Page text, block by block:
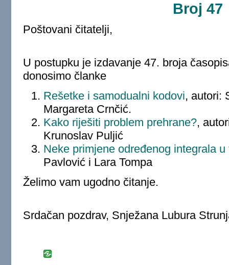
Broj 47
Poštovani čitatelji,
U postupku je izdavanje 47. broja
donosimo članke
Rešetke i samodualni kodovi, autori:
Margareta Crnčić.
Kako riješiti problem prehrane?,
Krunoslav Puljić
Neke primjene određenog integrala u
Pavlović i Lara Tompa
Želimo vam ugodno čitanje.
Srdačan pozdrav, Snježana Lubura